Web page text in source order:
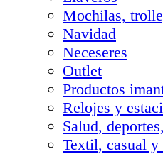
Mochilas,
Navidad
Neceseres
Outlet
Productos
Relojes y
Salud,
Textil, casual y